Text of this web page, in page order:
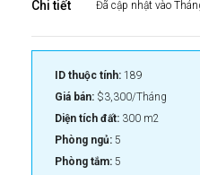
Chi tiết Đã cập nhật vào
ID thuộc tính: 189
Giá bán: $3,300/Tháng
Diện tích đất: 300 m2
Phòng ngủ: 5
Phòng tắm: 5